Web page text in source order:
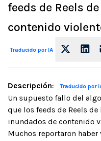
feeds de Reels
contenido
Traducido por IA
Descripción: Traducido por
Un supuesto fallo del
que los feeds de Reels
inundados de contenido
Muchos reportaron